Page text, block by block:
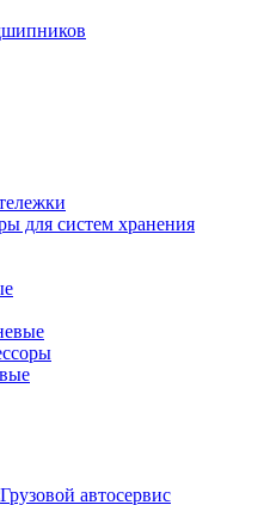
для систем хранения